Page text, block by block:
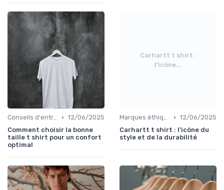
Conseils d'entretien éco • 12/06/2025
Comment choisir la bonne
taille t shirt pour un confort
optimal
Carhartt t shirt :
l'icône...
Marques éthiques • 12/06/2025
Carhartt t shirt : l'icône du
style et de la durabilité